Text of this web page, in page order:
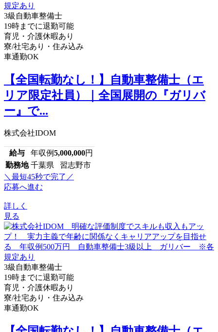
3級自動車整備士
19時までに退勤可能
育児・介護休暇あり
寮/社宅あり・住み込み
車通勤OK
【全国転勤なし！】自動車整備士（エ
リア限定社員）｜全国展開の『ガリバ
ー』で...
株式会社IDOM
給与 年収例5,000,000円
勤務地 千葉県 習志野市
＼最短45秒で完了／
応募へ進む
詳しく
見る
3級自動車整備士
19時までに退勤可能
育児・介護休暇あり
寮/社宅あり・住み込み
車通勤OK